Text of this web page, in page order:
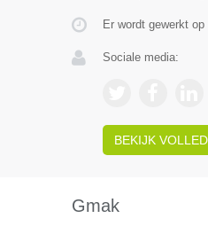
Er wordt gewerkt
Sociale media:
BEKIJK
Gmak